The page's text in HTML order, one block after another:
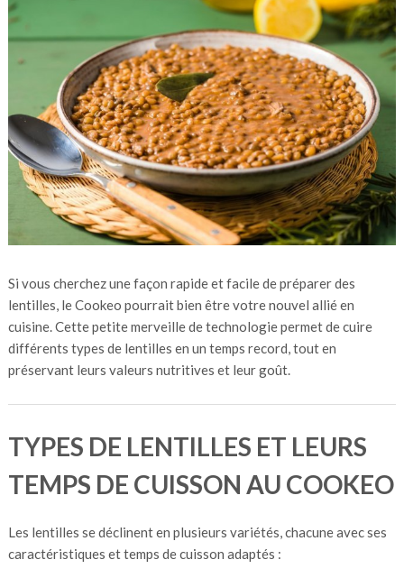
Si vous cherchez une façon rapide et facile de préparer des
lentilles, le Cookeo pourrait bien être votre nouvel allié en
cuisine. Cette petite merveille de technologie permet de cuire
différents types de lentilles en un temps record, tout en
préservant leurs valeurs nutritives et leur goût.
TYPES DE LENTILLES ET LEURS
TEMPS DE CUISSON AU COOKEO
Les lentilles se déclinent en plusieurs variétés, chacune avec ses
caractéristiques et temps de cuisson adaptés :